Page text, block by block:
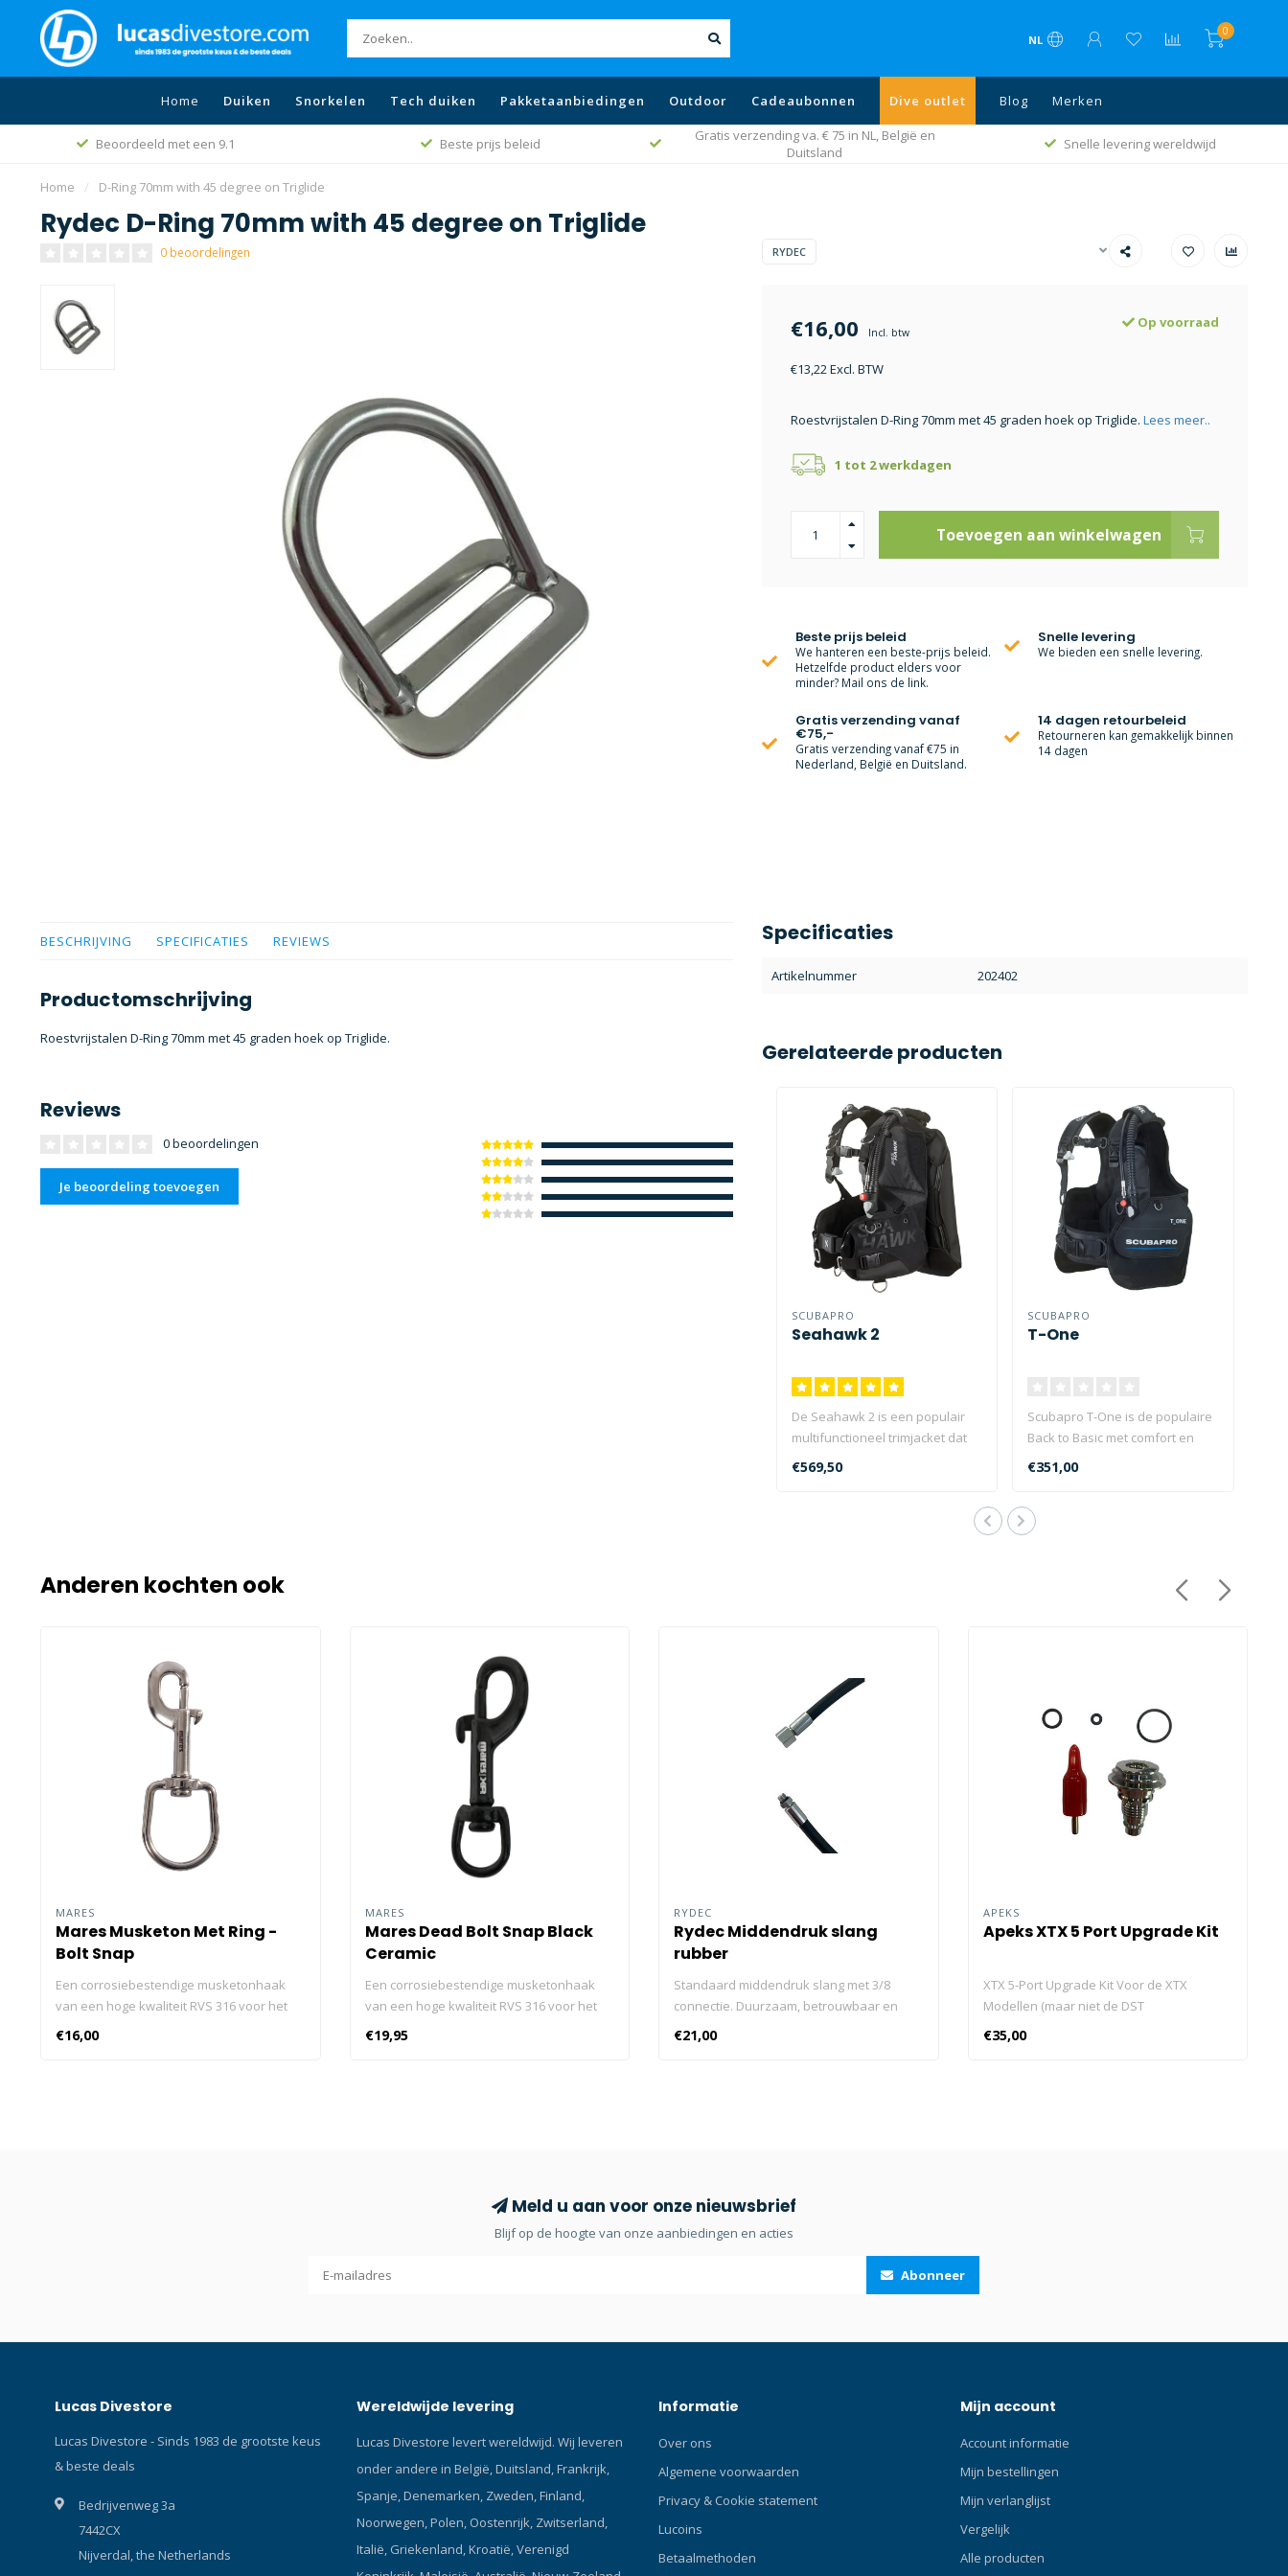
NL
0
Home Duiken Snorkelen Tech duiken Pakketaanbiedingen Outdoor Cadeaubonnen Dive outlet Blog Merken
Beoordeeld met een 9.1 Beste prijs beleid
Gratis verzending va. € 75 in NL, België en
Duitsland
Snelle levering wereldwijd
Home / D-Ring 70mm with 45 degree on Triglide
Rydec D-Ring 70mm with 45 degree on Triglide
0 beoordelingen RYDEC
€16,00 Incl. btw
€13,22 Excl. BTW
Op voorraad
Roestvrijstalen D-Ring 70mm met 45 graden hoek op Triglide. Lees meer..
1 tot 2 werkdagen
Toevoegen aan winkelwagen
Beste prijs beleid
We hanteren een beste-prijs beleid.
Hetzelfde product elders voor
minder? Mail ons de link.
Snelle levering
We bieden een snelle levering.
Gratis verzending vanaf
€75,-
Gratis verzending vanaf €75 in
Nederland, België en Duitsland.
14 dagen retourbeleid
Retourneren kan gemakkelijk binnen
14 dagen
BESCHRIJVING SPECIFICATIES REVIEWS
Productomschrijving
Roestvrijstalen D-Ring 70mm met 45 graden hoek op Triglide.
Reviews
0 beoordelingen
Je beoordeling toevoegen
Specificaties
Artikelnummer 202402
Gerelateerde producten
SCUBAPRO
Seahawk 2
De Seahawk 2 is een populair
multifunctioneel trimjacket dat
€569,50
SCUBAPRO
T-One
Scubapro T-One is de populaire
Back to Basic met comfort en
€351,00
Anderen kochten ook
MARES
Mares Musketon Met Ring -
Bolt Snap
Een corrosiebestendige musketonhaak
van een hoge kwaliteit RVS 316 voor het
Hoge kwaliteit RVS 316 Mares XR met laser
€16,00
MARES
Mares Dead Bolt Snap Black
Ceramic
Een corrosiebestendige musketonhaak
van een hoge kwaliteit RVS 316 voor het
Hoge kwaliteit RVS 316 Mares XR met laser
zijn een uitkomst in koud water wanneer u
dikke handschoenen draagt 75 mm of 120
mm Een corrosiebestendige
316 voor het vastzetten van kleine
€19,95
RYDEC
Rydec Middendruk slang
rubber
Standaard middendruk slang met 3/8
connectie. Duurzaam, betrouwbaar en
lengtes.Standaard middendruk slang met
€21,00
APEKS
Apeks XTX 5 Port Upgrade Kit
XTX 5-Port Upgrade Kit Voor de XTX
Modellen (maar niet de DST
niet de DST Modellen).
€35,00
Meld u aan voor onze nieuwsbrief
Blijf op de hoogte van onze aanbiedingen en acties
Abonneer
Lucas Divestore
Lucas Divestore - Sinds 1983 de grootste keus
& beste deals
Bedrijvenweg 3a
7442CX
Nijverdal, the Netherlands
Wereldwijde levering
Lucas Divestore levert wereldwijd. Wij leveren
onder andere in België, Duitsland, Frankrijk,
Spanje, Denemarken, Zweden, Finland,
Noorwegen, Polen, Oostenrijk, Zwitserland,
Italië, Griekenland, Kroatië, Verenigd
Informatie
Over ons
Algemene voorwaarden
Privacy & Cookie statement
Lucoins
Betaalmethoden
Mijn account
Account informatie
Mijn bestellingen
Mijn verlanglijst
Vergelijk
Alle producten